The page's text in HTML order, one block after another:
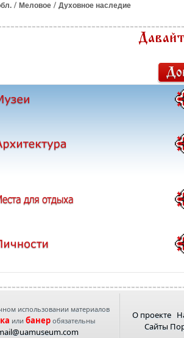
/ Меловое / Духовное наследие
использовании материалов
или банеробязательны
О проекте
Сайты